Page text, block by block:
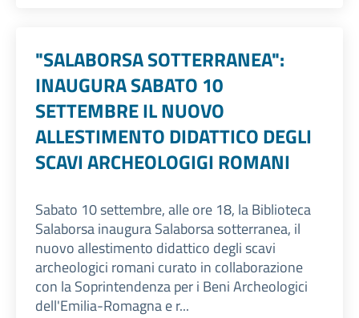
"SALABORSA SOTTERRANEA":
INAUGURA SABATO 10
SETTEMBRE IL NUOVO
ALLESTIMENTO DIDATTICO DEGLI
SCAVI ARCHEOLOGIGI ROMANI
Sabato 10 settembre, alle ore 18, la Biblioteca
Salaborsa inaugura Salaborsa sotterranea, il
nuovo allestimento didattico degli scavi
archeologici romani curato in collaborazione
con la Soprintendenza per i Beni Archeologici
dell'Emilia-Romagna e r...